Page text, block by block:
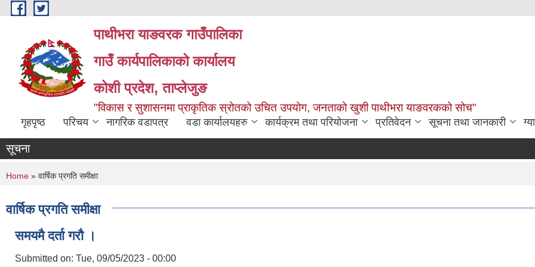
Skip to main content
पाथीभरा याङवरक गाउँपालिका
गाउँ कार्यपालिकाको कार्यालय
कोशी प्रदेश, ताप्लेजुङ
"विकास र सुशासनमा प्राकृतिक स्रोतको उचित उपयोग, जनताको खुशी पाथीभरा याङवरकको सोच"
गृहपृष्ठ परिचय नागरिक वडापत्र वडा कार्यालयहरु कार्यक्रम तथा परियोजना प्रतिवेदन सूचना तथा जानकारी
सूचना
You are here
Home » वार्षिक प्रगति समीक्षा
वार्षिक प्रगति समीक्षा
समयमै दर्ता गरौ ।
Submitted on: Tue, 09/05/2023 - 00:00